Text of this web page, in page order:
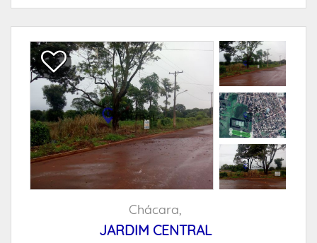
Chácara,
JARDIM CENTRAL